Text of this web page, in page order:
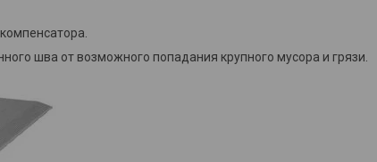
шва от возможного попадания крупного мусора и грязи.